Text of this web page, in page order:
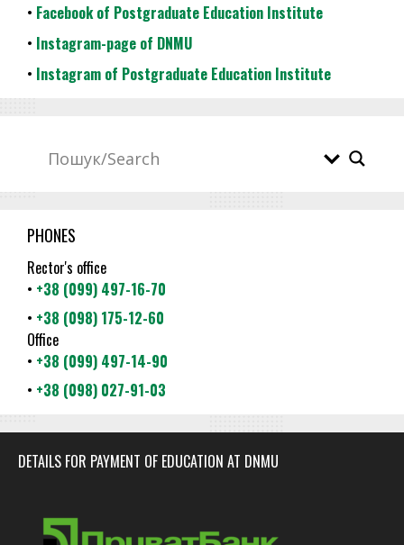
• Facebook of Postgraduate Education Institute
• Instagram-page of DNMU
• Instagram of Postgraduate Education Institute
PHONES
Rector's office
• +38 (099) 497-16-70
• +38 (098) 175-12-60
Office
• +38 (099) 497-14-90
• +38 (098) 027-91-03
DETAILS FOR PAYMENT OF EDUCATION AT DNMU